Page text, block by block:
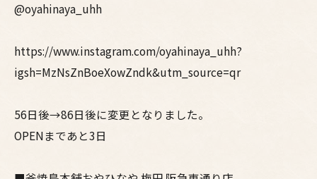
@oyahinaya_uhh
https://www.instagram.com/oyahinaya_uhh?
igsh=MzNsZnBoeXowZndk&utm_source=qr
56日後→86日後に変更となりました。
OPENまであと3日